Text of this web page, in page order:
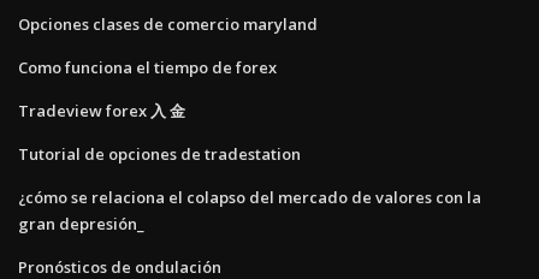
Opciones clases de comercio maryland
Como funciona el tiempo de forex
Tradeview forex 入 金
Tutorial de opciones de tradestation
¿cómo se relaciona el colapso del mercado de valores con la
gran depresión_
Pronósticos de ondulación